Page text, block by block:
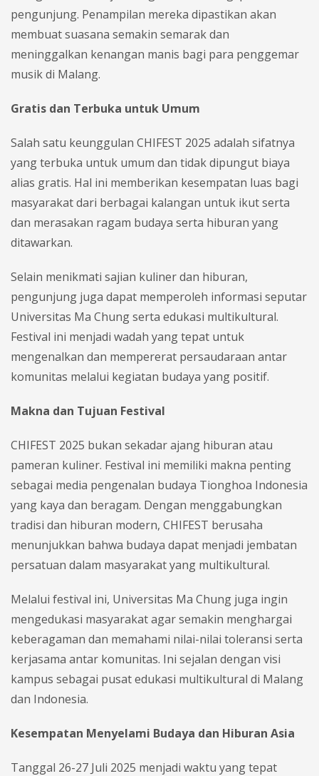
pengunjung. Penampilan mereka dipastikan akan
membuat suasana semakin semarak dan
meninggalkan kenangan manis bagi para penggemar
musik di Malang.
Gratis dan Terbuka untuk Umum
Salah satu keunggulan CHIFEST 2025 adalah sifatnya
yang terbuka untuk umum dan tidak dipungut biaya
alias gratis. Hal ini memberikan kesempatan luas bagi
masyarakat dari berbagai kalangan untuk ikut serta
dan merasakan ragam budaya serta hiburan yang
ditawarkan.
Selain menikmati sajian kuliner dan hiburan,
pengunjung juga dapat memperoleh informasi seputar
Universitas Ma Chung serta edukasi multikultural.
Festival ini menjadi wadah yang tepat untuk
mengenalkan dan mempererat persaudaraan antar
komunitas melalui kegiatan budaya yang positif.
Makna dan Tujuan Festival
CHIFEST 2025 bukan sekadar ajang hiburan atau
pameran kuliner. Festival ini memiliki makna penting
sebagai media pengenalan budaya Tionghoa Indonesia
yang kaya dan beragam. Dengan menggabungkan
tradisi dan hiburan modern, CHIFEST berusaha
menunjukkan bahwa budaya dapat menjadi jembatan
persatuan dalam masyarakat yang multikultural.
Melalui festival ini, Universitas Ma Chung juga ingin
mengedukasi masyarakat agar semakin menghargai
keberagaman dan memahami nilai-nilai toleransi serta
kerjasama antar komunitas. Ini sejalan dengan visi
kampus sebagai pusat edukasi multikultural di Malang
dan Indonesia.
Kesempatan Menyelami Budaya dan Hiburan Asia
Tanggal 26-27 Juli 2025 menjadi waktu yang tepat